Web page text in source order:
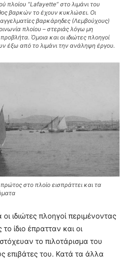
πλοίου “Lafayette” στο λιμάνι του
βαρκών το έχουν κυκλώσει. Οι
βαρκάρηδες (Λεμβούχους)
πλοίου – στεριάς λόγω μη
Όμοια και οι ιδιώτες πλοηγοί
έξω από το λιμάνι την ανάληψη έργου.
στο πλοίο εισπράττει και τα
ιδιώτες πλοηγοί περιμένοντας
ίδιο έπρατταν και οι
το πιλοτάρισμα του
επιβάτες του. Κατά τα άλλα